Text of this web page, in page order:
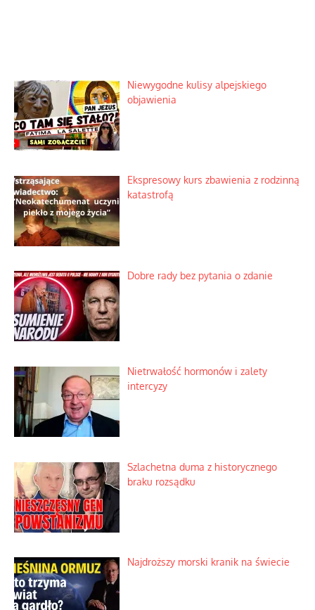
Niewygodne kulisy alpejskiego
objawienia
Ekspresowy kurs zbawienia z rodzinną
katastrofą
Dobre rady bez pytania o zdanie
Nietrwałość hormonów i zalety
intercyzy
Szlachetna duma z historycznego
braku rozsądku
Najdroższy morski kranik na świecie